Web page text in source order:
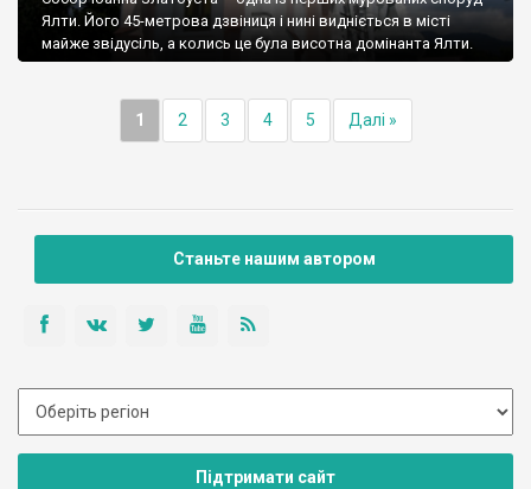
Ялти. Його 45-метрова дзвіниця і нині видніється в місті
майже звідусіль, а колись це була висотна домінанта Ялти.
1 2 3 4 5 Далі »
Станьте нашим автором
Підтримати сайт